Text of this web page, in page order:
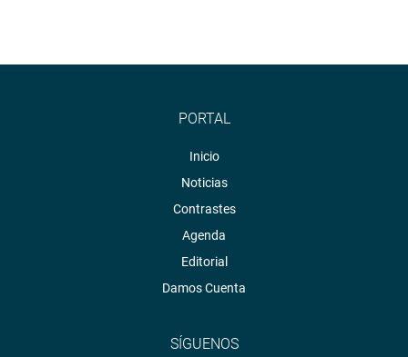
PORTAL
Inicio
Noticias
Contrastes
Agenda
Editorial
Damos Cuenta
SÍGUENOS